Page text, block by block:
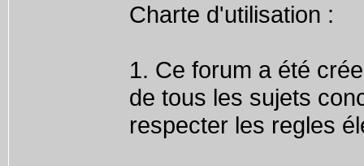
Charte d'utilisation :
1. Ce forum a été
de tous les sujets
respecter les regles